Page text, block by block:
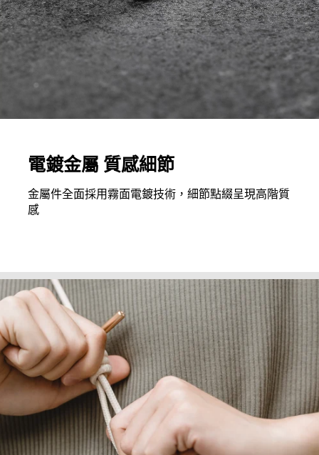
電鍍金屬 質感細節
金屬件全面採用霧面電鍍技術，細節點綴呈現高階質
感